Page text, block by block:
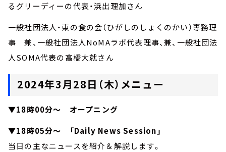
るグリーディーの代表・浜出理加さん
一般社団法人・東の食の会（ひがしのしょくのかい）専務理
事 兼、一般社団法人NoMAラボ代表理事、兼、一般社団法
人SOMA代表の高橋大就さん
2024年3月28日（木）メニュー
▼18時00分～ オープニング
▼18時05分～ 「Daily News Session」
当日の主なニュースを紹介＆解説します。